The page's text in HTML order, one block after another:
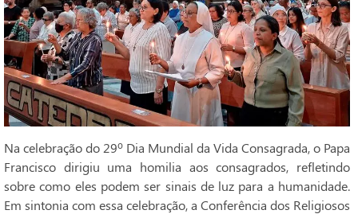
Na celebração do 29º Dia Mundial da Vida Consagrada, o Papa
Francisco dirigiu uma homilia aos consagrados, refletindo
sobre como eles podem ser sinais de luz para a humanidade.
Em sintonia com essa celebração, a Conferência dos Religiosos